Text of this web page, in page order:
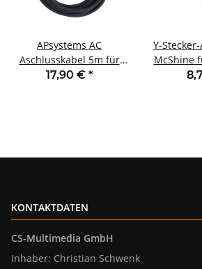
APsystems AC
Aschlusskabel 5m für
Wechselrichter
17,90 € *
Y-
McShine
KONTAKTDATEN
CS-Multimedia GmbH
Inhaber: Christian Schwenk